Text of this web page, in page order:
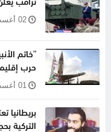
ترامب
02 أغسطس، 2026
"خاتم
حرب
01 أغسطس، 2026
بريطانيا
التركية